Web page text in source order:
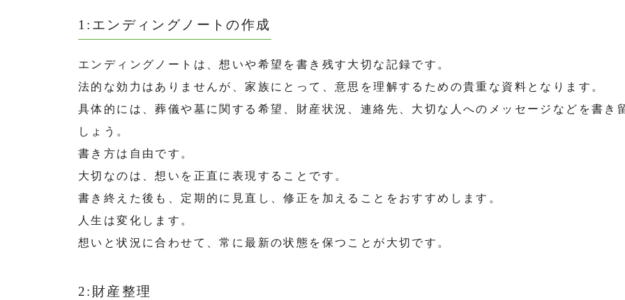
1:エンディングノートの作成
エンディングノートは、想いや希望を書き残す大切な記録です。
法的な効力はありませんが、家族にとって、意思を理解するための貴重な資料となります。
具体的には、葬儀や墓に関する希望、財産状況、連絡先、大切な人へのメッセージなどを書き
しょう。
書き方は自由です。
大切なのは、想いを正直に表現することです。
書き終えた後も、定期的に見直し、修正を加えることをおすすめします。
人生は変化します。
想いと状況に合わせて、常に最新の状態を保つことが大切です。
2:財産整理